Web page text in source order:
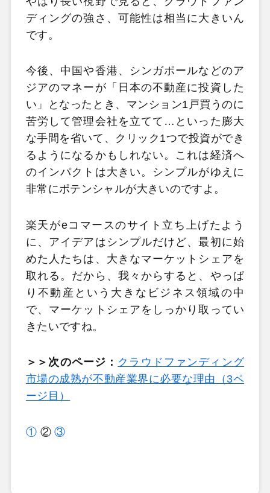
ディングの強さ、可能性は相当に大きいん
です。
今後、中国や香港、シンガポールなどのア
ジアのマネーが「日本の不動産に投資した
い」となったとき、マンション1戸買うのに
苦労して管理会社を立てて…といった膨大
な手間を省いて、クリック1つで投資ができ
るようになるかもしれない。これは経済へ
のインパクトは大きい。シンプルがゆえに
非常にポテンシャルが大きいのですよ。
楽天がeコマースのサイト立ち上げたよう
に、アイデアはシンプルだけど、最初に始
めた人たちは、大きなマーケットシェアを
取れる。だから、我々からすると、やっぱ
り不動産という大きなビジネス領域の中
で、マーケットシェアをしっかり取ってい
きたいですね。
＞＞次のページ： クラウドファンディング
市場の成熟が不動産業界に必要な理由（3ペ
ージ目）
① ②③